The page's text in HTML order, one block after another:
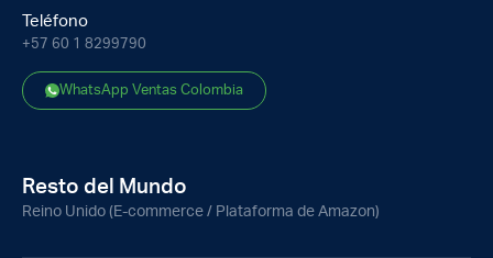
Teléfono
+57 60 1 8299790
WhatsApp Ventas Colombia
Resto del Mundo
Reino Unido (E-commerce / Plataforma de Amazon)